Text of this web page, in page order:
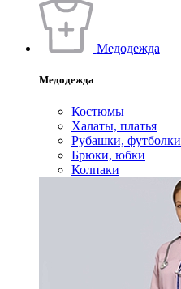
Медодежда
Медодежда
Костюмы
Халаты, платья
Рубашки, футболки
Брюки, юбки
Колпаки